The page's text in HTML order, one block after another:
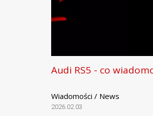
Audi RS5 - co
Wiadomości / News
2026.02.03